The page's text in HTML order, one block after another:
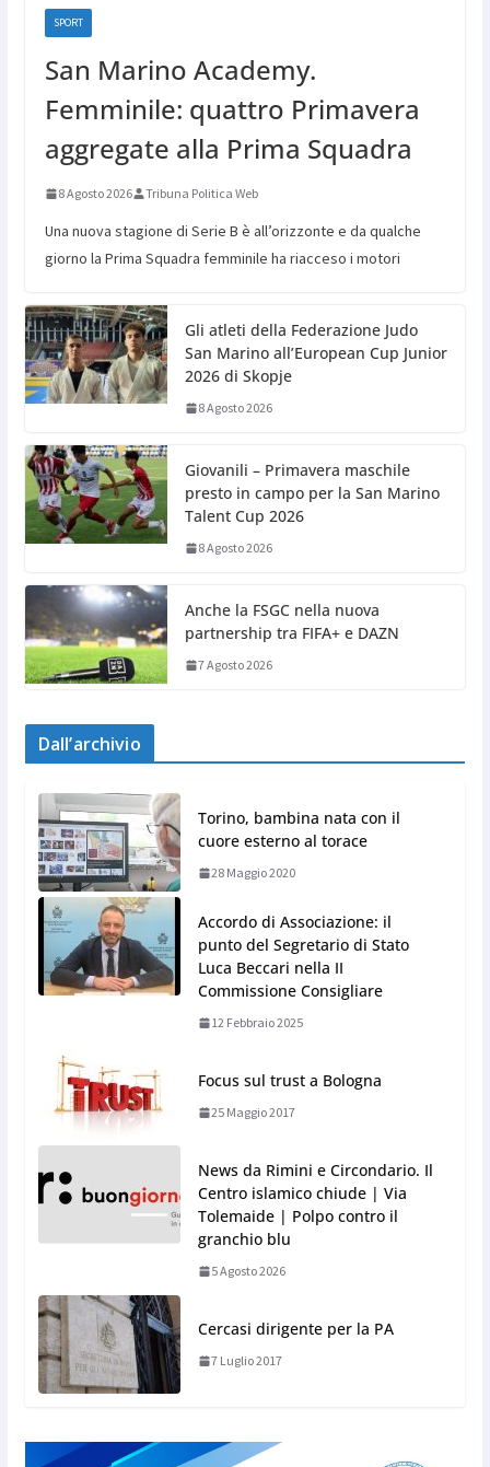
SPORT
San Marino Academy.
Femminile: quattro Primavera
aggregate alla Prima Squadra
8 Agosto 2026 Tribuna Politica Web
Una nuova stagione di Serie B è all’orizzonte e da qualche
giorno la Prima Squadra femminile ha riacceso i motori
Gli atleti della Federazione Judo
San Marino all’European Cup Junior
2026 di Skopje
8 Agosto 2026
Giovanili – Primavera maschile
presto in campo per la San Marino
Talent Cup 2026
8 Agosto 2026
Anche la FSGC nella nuova
partnership tra FIFA+ e DAZN
7 Agosto 2026
Dall’archivio
Torino, bambina nata con il
cuore esterno al torace
28 Maggio 2020
Accordo di Associazione: il
punto del Segretario di Stato
Luca Beccari nella II
Commissione Consigliare
12 Febbraio 2025
Focus sul trust a Bologna
25 Maggio 2017
News da Rimini e Circondario. Il
Centro islamico chiude | Via
Tolemaide | Polpo contro il
granchio blu
5 Agosto 2026
Cercasi dirigente per la PA
7 Luglio 2017